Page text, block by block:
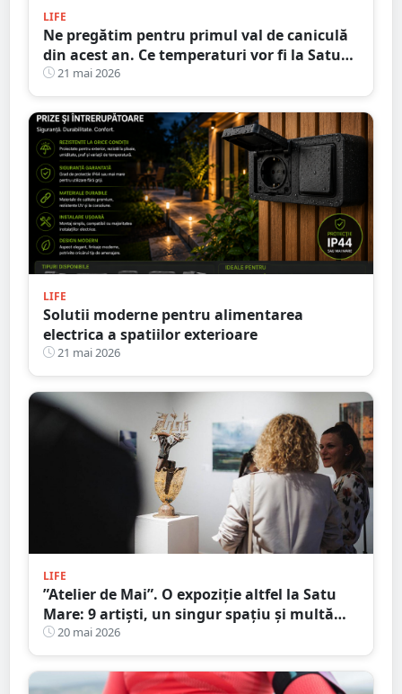
LIFE
Ne pregătim pentru primul val de caniculă
din acest an. Ce temperaturi vor fi la Satu
Mare
21 mai 2026
LIFE
Solutii moderne pentru alimentarea
electrica a spatiilor exterioare
21 mai 2026
LIFE
”Atelier de Mai”. O expoziție altfel la Satu
Mare: 9 artiști, un singur spațiu și multă
creativitate
20 mai 2026